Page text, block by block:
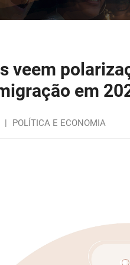
veem
em
| POLÍTICA E ECONOMIA